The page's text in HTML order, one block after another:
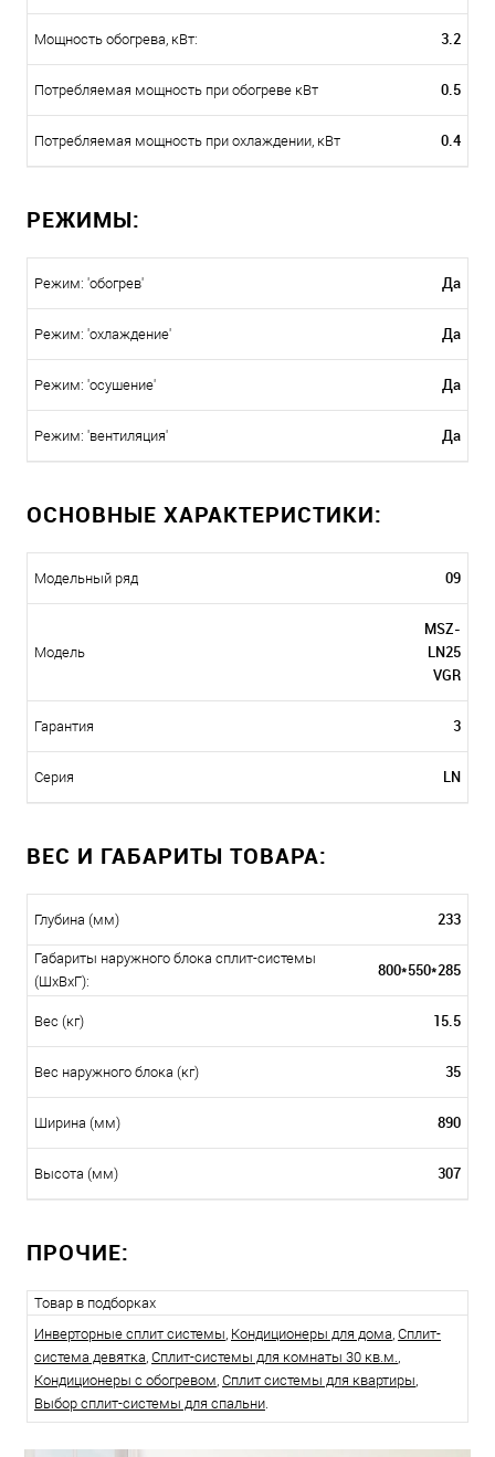
Мощность обогрева, кВт: 3.2
Потребляемая мощность при обогреве кВт 0.5
Потребляемая мощность при охлаждении, кВт 0.4
РЕЖИМЫ:
Режим: 'обогрев' Да
Режим: 'охлаждение' Да
Режим: 'осушение' Да
Режим: 'вентиляция' Да
ОСНОВНЫЕ ХАРАКТЕРИСТИКИ:
Модельный ряд 09
Модель
MSZ-
LN25
VGR
Гарантия 3
Серия LN
ВЕС И ГАБАРИТЫ ТОВАРА:
Глубина (мм) 233
Габариты наружного блока сплит-системы
(ШxВxГ):
800*550*285
Вес (кг) 15.5
Вес наружного блока (кг) 35
Ширина (мм) 890
Высота (мм) 307
ПРОЧИЕ:
Товар в подборках
Инверторные сплит системы, Кондиционеры для дома, Сплит-
система девятка, Сплит-системы для комнаты 30 кв.м.,
Кондиционеры с обогревом, Сплит системы для квартиры,
Выбор сплит-системы для спальни.